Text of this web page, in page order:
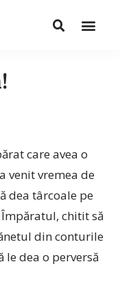
care avea o
venit vremea de
dea târcoale pe
chitit să
din conturile
le dea o perversă